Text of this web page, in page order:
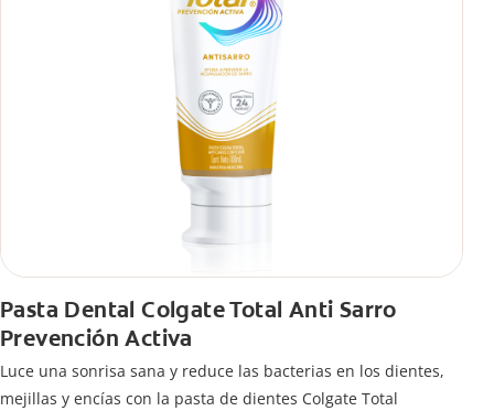
Pasta Dental Colgate Total Anti Sarro
Prevención Activa
Luce una sonrisa sana y reduce las bacterias en los dientes,
mejillas y encías con la pasta de dientes Colgate Total